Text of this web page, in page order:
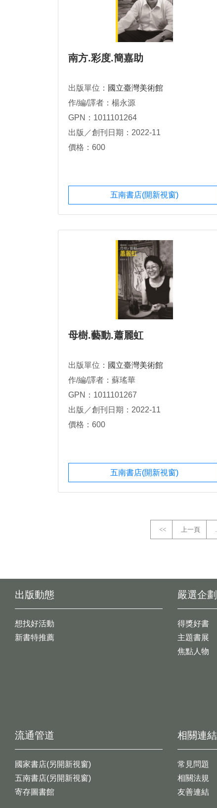
南方.彩度.簡嘉助
出版單位： 國立臺灣美術館
作/編/譯者：楊永源
GPN：1011101264
出版／創刊日期：2022-11
價格：600
五南書店(開新視窗)
母樹.藝動.蕭麗虹
出版單位： 國立臺灣美術館
作/編/譯者：蘇瑤華
GPN：1011101267
出版／創刊日期：2022-11
價格：600
五南書店(開新視窗)
<< 上一頁
出版動態
想找好活動
新書特推薦
嚴選企劃
得獎好書
主題書展
焦點人物
流通管道
國家書店(另開新視窗)
五南書店(另開新視窗)
寄存圖書館
相關連結
常見問題
相關法規
友善連結